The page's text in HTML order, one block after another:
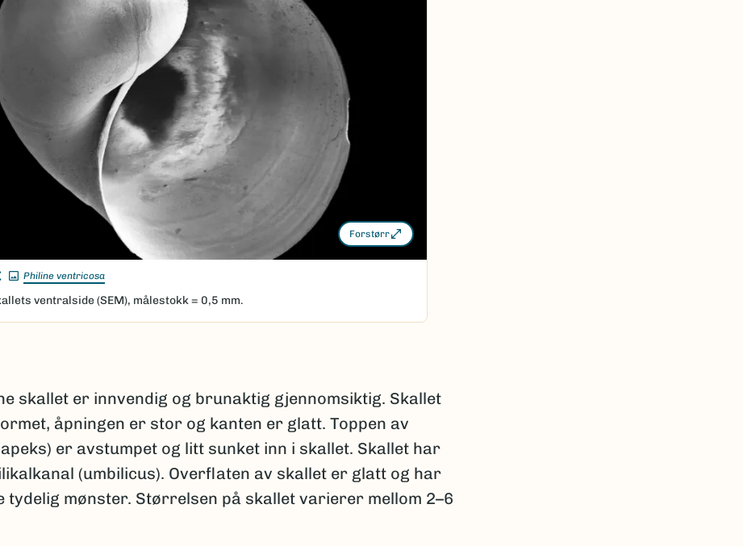
Forstørr
Philine ventricosa
ventralside (SEM), målestokk = 0,5 mm.
skallet er innvendig og brunaktig gjennomsiktig. Skallet
åpningen er stor og kanten er glatt. Toppen av
er avstumpet og litt sunket inn i skallet. Skallet har
(umbilicus). Overflaten av skallet er glatt og har
tydelig mønster. Størrelsen på skallet varierer mellom 2–6